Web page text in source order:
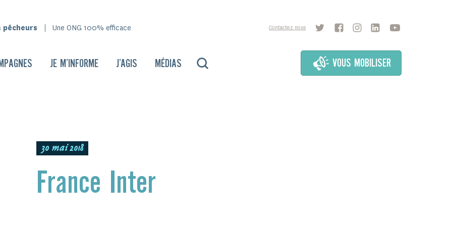
Une ONG 100% efficace Contactez nous
JE M’INFORME J’AGIS MÉDIAS VOUS MOBILISER
30 mai 2018
France Inter